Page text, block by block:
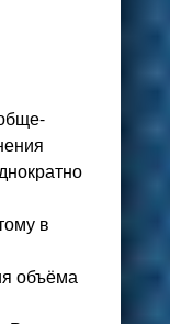
в
объёма